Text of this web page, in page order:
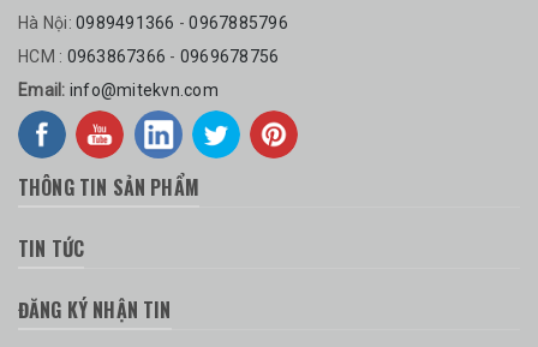
Hà Nội: 0989491366 -0967885796
HCM : 0963867366 - 0969678756
Email: info@mitekvn.com
THÔNG TIN SẢN PHẨM
TIN TỨC
ĐĂNG KÝ NHẬN TIN